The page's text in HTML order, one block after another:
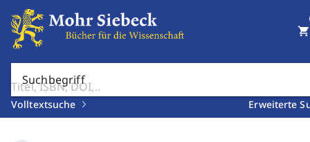
Suchbegriff
Volltextsuche Erweiterte
shopping_cart